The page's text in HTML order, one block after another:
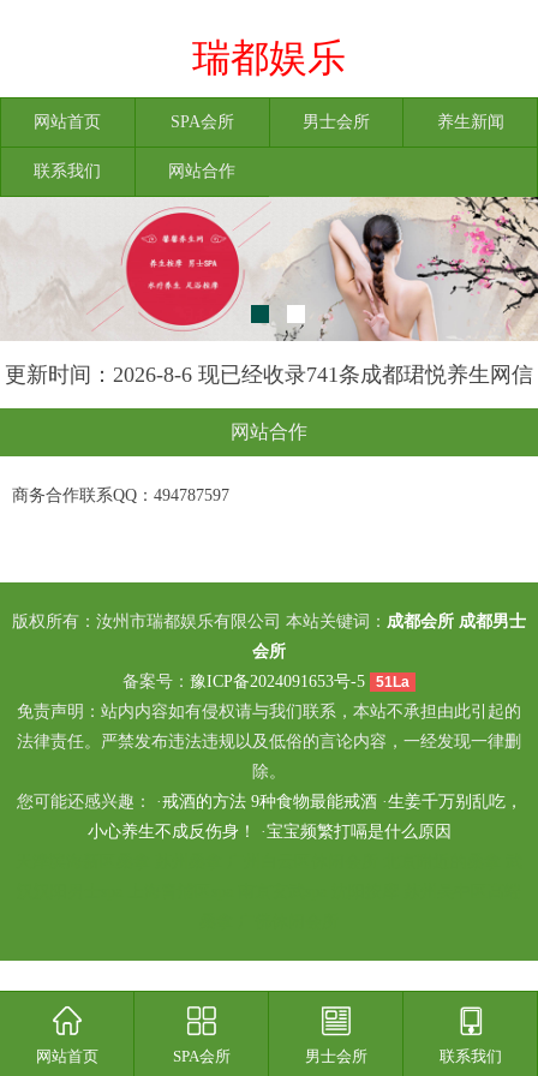
瑞都娱乐
网站首页 SPA会所 男士会所 养生新闻
联系我们 网站合作
更新时间：2026-8-6 现已经收录741条成都珺悦养生网信
息
网站合作
商务合作联系QQ：494787597
版权所有：汝州市瑞都娱乐有限公司 本站关键词： 成都会所 成都男士
会所
备案号： 豫ICP备2024091653号-5 51La
免责声明：站内内容如有侵权请与我们联系，本站不承担由此引起的
法律责任。严禁发布违法违规以及低俗的言论内容，一经发现一律删
除。
您可能还感兴趣： ·戒酒的方法 9种食物最能戒酒 ·生姜千万别乱吃，
小心养生不成反伤身！
·宝宝频繁打嗝是什么原因
网站首页 SPA会所 男士会所 联系我们